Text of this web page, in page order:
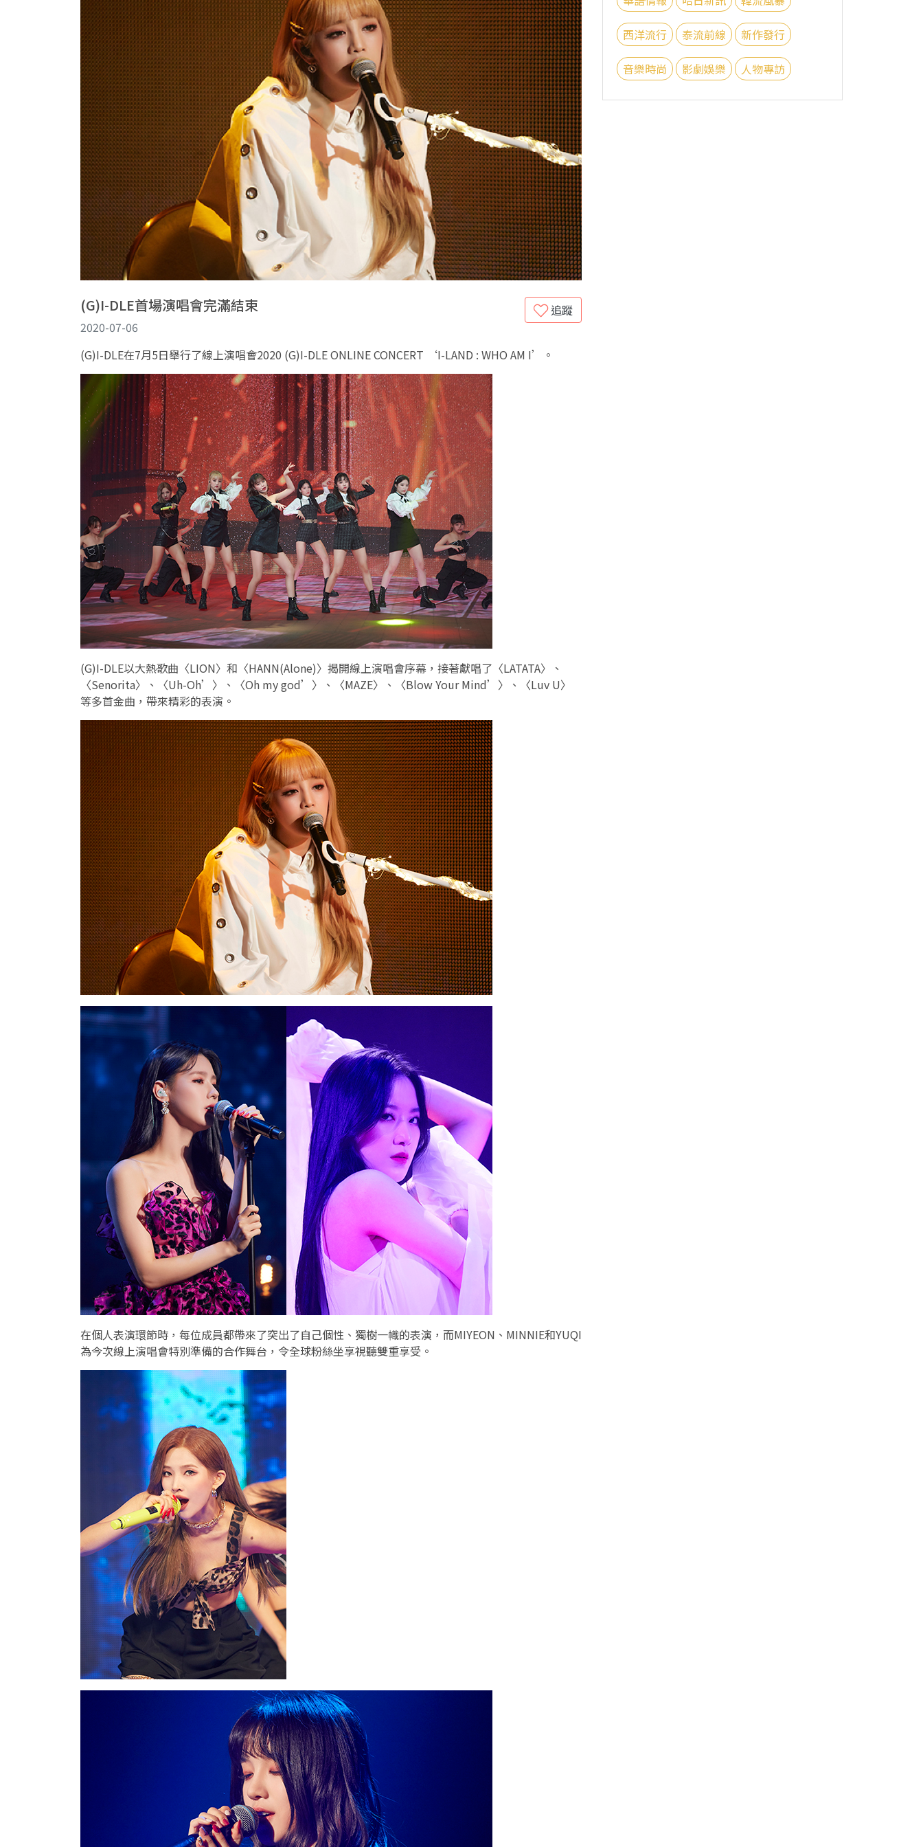
(G)I-DLE首場演唱會完滿結束
追蹤
2020-07-06
(G)I-DLE在7月5日舉行了線上演唱會2020 (G)I-DLE ONLINE CONCERT ‘I-LAND : WHO AM I’ 。
(G)I-DLE以大熱歌曲〈LION〉和〈HANN(Alone)〉揭開線上演唱會序幕，接著獻唱了〈LATATA〉、
〈Senorita〉、〈Uh-Oh’ 〉、〈Oh my god’ 〉、〈MAZE〉、〈Blow Your Mind’ 〉、〈Luv U〉
等多首金曲，帶來精彩的表演。
在個人表演環節時，每位成員都帶來了突出了自己個性、 獨樹一幟的表演，而MIYEON 、 MINNIE和YUQI
為今次線上演唱會特別準備的合作舞台，令全球粉絲坐享視聽雙重享受。
西洋流行 泰流前線 新作發行
音樂時尚 影劇娛樂 人物專訪